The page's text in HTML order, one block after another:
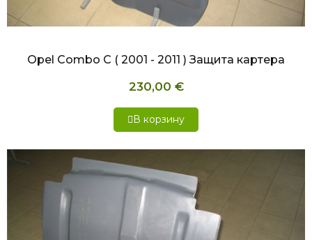
БЫСТРЫЙ ПРОСМОТР
Opel Combo С ( 2001 - 2011 ) Защита картера
230,00 €
В корзину